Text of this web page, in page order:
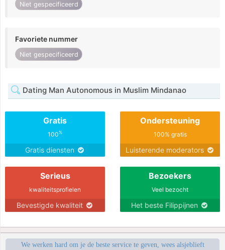
Niet gespecificeerd
Favoriete nummer
Niet gespecificeerd
Dating Man Autonomous in Muslim Mindanao
Gratis
100%
Gratis diensten
Ondersteuning
100% gratis
Luisterende moderators
Serieus
kwaliteitsprofielen
Bevestigde kwaliteit
Bezoekers
Veel bezocht
Het beste Filippijnen
We werken hard om je de beste service te geven, wees alsjeblieft